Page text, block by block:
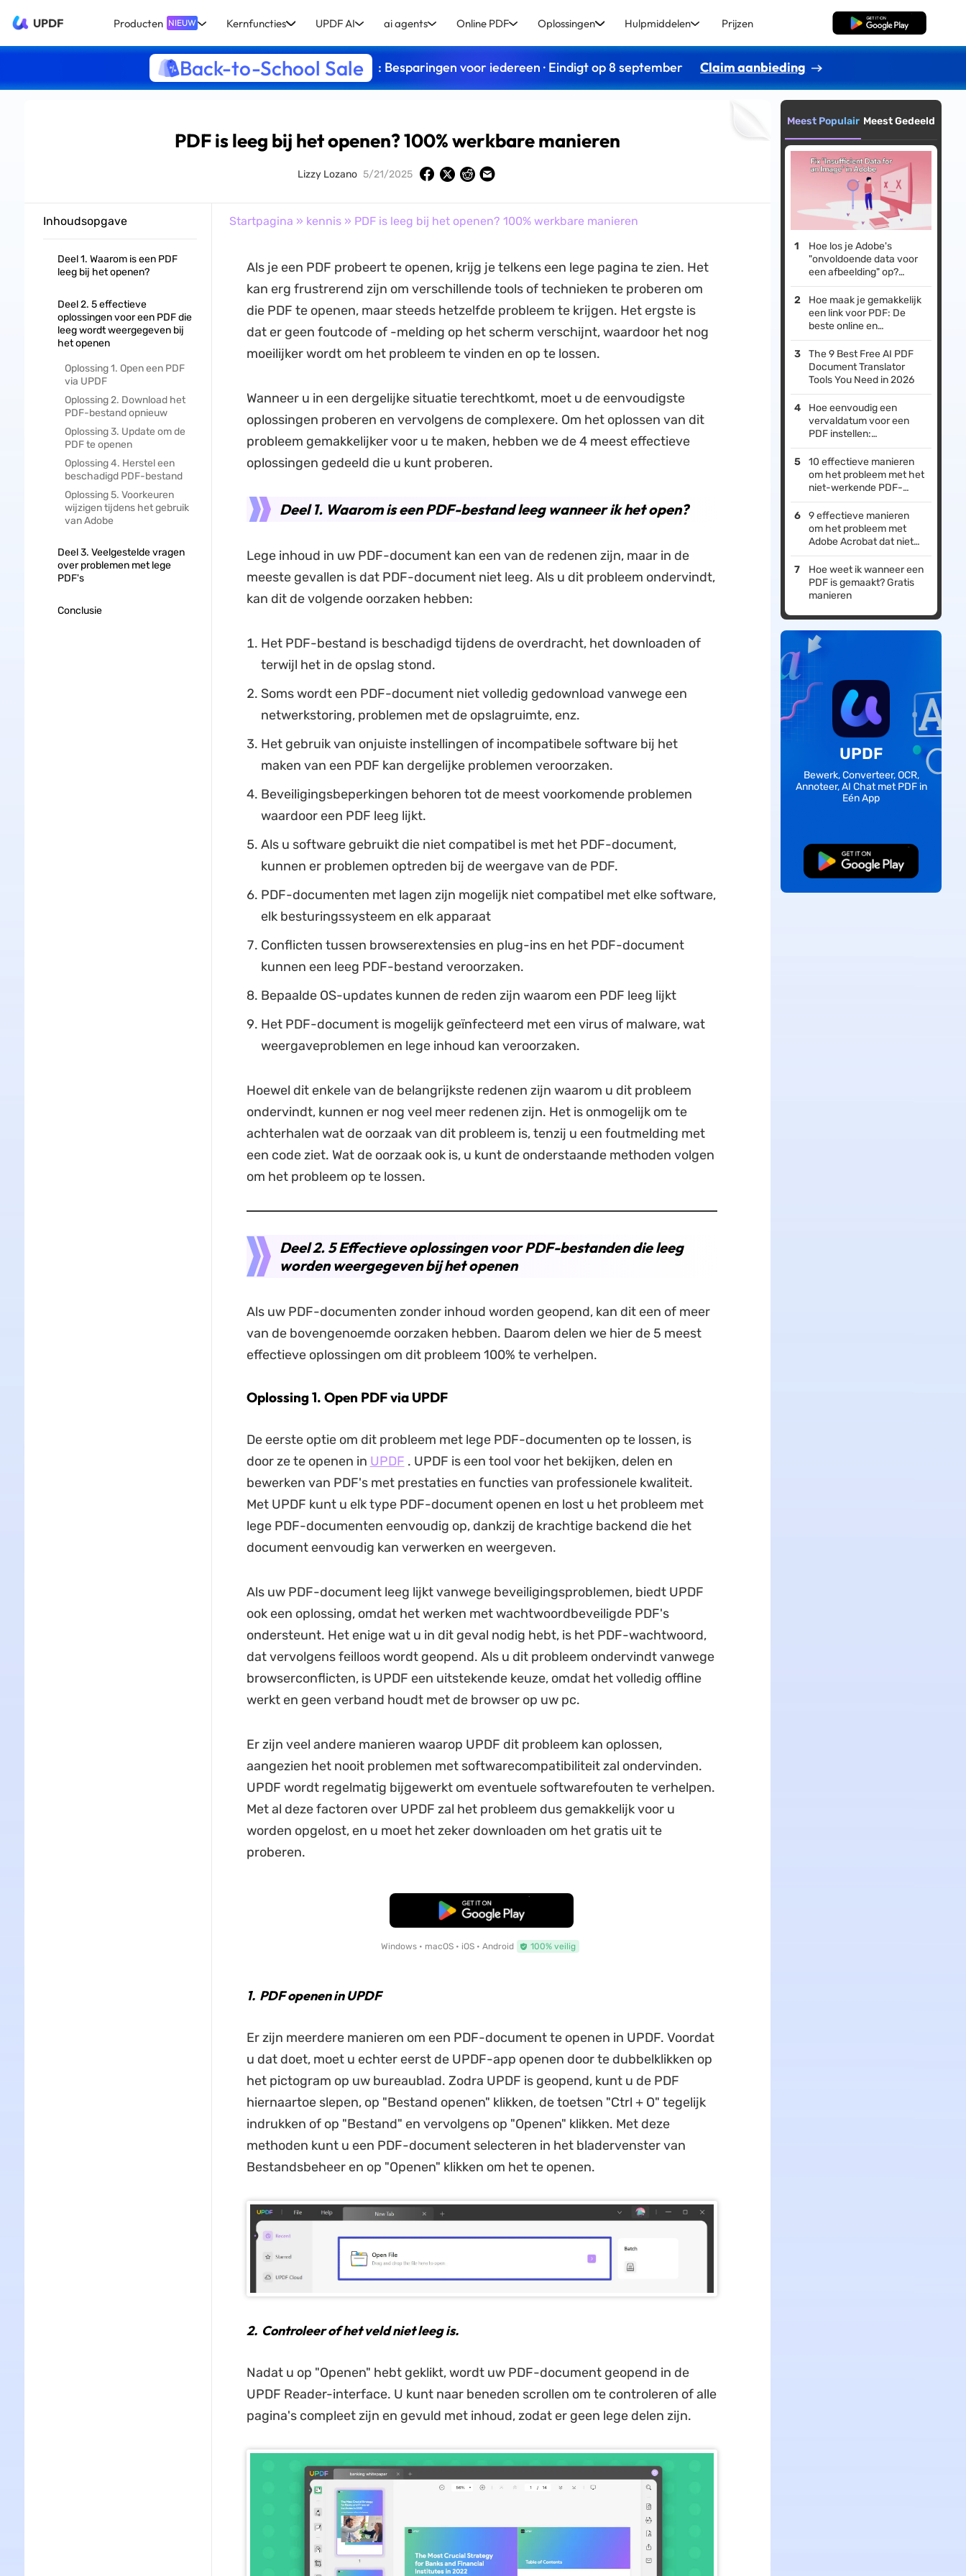
UPDF Producten NIEUW Kernfuncties UPDF AI ai agents Online PDF Oplossingen Hulpmiddelen Prijzen Gratis Download
Back-to-School Sale : Besparingen voor iedereen · Eindigt op 8 september Claim aanbieding
PDF is leeg bij het openen? 100% werkbare manieren
Lizzy Lozano 5/21/2025
Inhoudsopgave
Deel 1. Waarom is een PDF
leeg bij het openen?
Deel 2. 5 effectieve
oplossingen voor een PDF die
leeg wordt weergegeven bij
het openen
Oplossing 1. Open een PDF
via UPDF
Oplossing 2. Download het
PDF-bestand opnieuw
Oplossing 3. Update om de
PDF te openen
Oplossing 4. Herstel een
beschadigd PDF-bestand
Oplossing 5. Voorkeuren
wijzigen tijdens het gebruik
van Adobe
Deel 3. Veelgestelde vragen
over problemen met lege
PDF's
Conclusie
Startpagina » kennis» PDF is leeg bij het openen? 100% werkbare manieren
Als je een PDF probeert te openen, krijg je telkens een lege pagina te zien. Het
kan erg frustrerend zijn om verschillende tools of technieken te proberen om
die PDF te openen, maar steeds hetzelfde probleem te krijgen. Het ergste is
dat er geen foutcode of -melding op het scherm verschijnt, waardoor het nog
moeilijker wordt om het probleem te vinden en op te lossen.
Wanneer u in een dergelijke situatie terechtkomt, moet u de eenvoudigste
oplossingen proberen en vervolgens de complexere. Om het oplossen van dit
probleem gemakkelijker voor u te maken, hebben we de 4 meest effectieve
oplossingen gedeeld die u kunt proberen.
Deel 1. Waarom is een PDF-bestand leeg wanneer ik het open?
Lege inhoud in uw PDF-document kan een van de redenen zijn, maar in de
meeste gevallen is dat PDF-document niet leeg. Als u dit probleem ondervindt,
kan dit de volgende oorzaken hebben:
Het PDF-bestand is beschadigd tijdens de overdracht, het downloaden of
terwijl het in de opslag stond.
Soms wordt een PDF-document niet volledig gedownload vanwege een
netwerkstoring, problemen met de opslagruimte, enz.
Het gebruik van onjuiste instellingen of incompatibele software bij het
maken van een PDF kan dergelijke problemen veroorzaken.
Beveiligingsbeperkingen behoren tot de meest voorkomende problemen
waardoor een PDF leeg lijkt.
Als u software gebruikt die niet compatibel is met het PDF-document,
kunnen er problemen optreden bij de weergave van de PDF.
PDF-documenten met lagen zijn mogelijk niet compatibel met elke software,
elk besturingssysteem en elk apparaat
Conflicten tussen browserextensies en plug-ins en het PDF-document
kunnen een leeg PDF-bestand veroorzaken.
Bepaalde OS-updates kunnen de reden zijn waarom een ​​PDF leeg lijkt
Het PDF-document is mogelijk geïnfecteerd met een virus of malware, wat
weergaveproblemen en lege inhoud kan veroorzaken.
Hoewel dit enkele van de belangrijkste redenen zijn waarom u dit probleem
ondervindt, kunnen er nog veel meer redenen zijn. Het is onmogelijk om te
achterhalen wat de oorzaak van dit probleem is, tenzij u een foutmelding met
een code ziet. Wat de oorzaak ook is, u kunt de onderstaande methoden volgen
om het probleem op te lossen.
Deel 2. 5 Effectieve oplossingen voor PDF-bestanden die leeg
worden weergegeven bij het openen
Als uw PDF-documenten zonder inhoud worden geopend, kan dit een of meer
van de bovengenoemde oorzaken hebben. Daarom delen we hier de 5 meest
effectieve oplossingen om dit probleem 100% te verhelpen.
Oplossing 1. Open PDF via UPDF
De eerste optie om dit probleem met lege PDF-documenten op te lossen, is
door ze te openen in UPDF . UPDF is een tool voor het bekijken, delen en
bewerken van PDF's met prestaties en functies van professionele kwaliteit.
Met UPDF kunt u elk type PDF-document openen en lost u het probleem met
lege PDF-documenten eenvoudig op, dankzij de krachtige backend die het
document eenvoudig kan verwerken en weergeven.
Als uw PDF-document leeg lijkt vanwege beveiligingsproblemen, biedt UPDF
ook een oplossing, omdat het werken met wachtwoordbeveiligde PDF's
ondersteunt. Het enige wat u in dit geval nodig hebt, is het PDF-wachtwoord,
dat vervolgens feilloos wordt geopend. Als u dit probleem ondervindt vanwege
browserconflicten, is UPDF een uitstekende keuze, omdat het volledig offline
werkt en geen verband houdt met de browser op uw pc.
Er zijn veel andere manieren waarop UPDF dit probleem kan oplossen,
aangezien het nooit problemen met softwarecompatibiliteit zal ondervinden.
UPDF wordt regelmatig bijgewerkt om eventuele softwarefouten te verhelpen.
Met al deze factoren over UPDF zal het probleem dus gemakkelijk voor u
worden opgelost, en u moet het zeker downloaden om het gratis uit te
proberen.
Gratis Download
Windows • macOS • iOS • Android 100% veilig
1. PDF openen in UPDF
Er zijn meerdere manieren om een ​​PDF-document te openen in UPDF. Voordat
u dat doet, moet u echter eerst de UPDF-app openen door te dubbelklikken op
het pictogram op uw bureaublad. Zodra UPDF is geopend, kunt u de PDF
hiernaartoe slepen, op "Bestand openen" klikken, de toetsen "Ctrl + O" tegelijk
indrukken of op "Bestand" en vervolgens op "Openen" klikken. Met deze
methoden kunt u een PDF-document selecteren in het bladervenster van
Bestandsbeheer en op "Openen" klikken om het te openen.
2. Controleer of het veld niet leeg is.
Nadat u op "Openen" hebt geklikt, wordt uw PDF-document geopend in de
UPDF Reader-interface. U kunt naar beneden scrollen om te controleren of alle
pagina's compleet zijn en gevuld met inhoud, zodat er geen lege delen zijn.
Meest Populair Meest Gedeeld
Hoe los je Adobe's
"onvoldoende data voor
een afbeelding" op?
(Makkelijke oplossingen)
Hoe maak je gemakkelijk
een link voor PDF: De
beste online en
desktopmethoden!
The 9 Best Free AI PDF
Document Translator
Tools You Need in 2026
Hoe eenvoudig een
vervaldatum voor een
PDF instellen:
Gemakkelijke manieren
10 effectieve manieren
om het probleem met het
niet-werkende PDF-
voorvertoningsvenster in
Windows 10/11 Verkenner
op te lossen
9 effectieve manieren
om het probleem met
Adobe Acrobat dat niet
reageert te verhelpen
Hoe weet ik wanneer een
PDF is gemaakt? Gratis
manieren
UPDF
Bewerk, Converteer, OCR,
Annoteer, AI Chat met PDF in
Eén App
Gratis Download